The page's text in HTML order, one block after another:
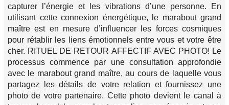
capturer l’énergie et les vibrations d’une personne. En
utilisant cette connexion énergétique, le marabout grand
maître est en mesure d’influencer les forces cosmiques
pour rétablir les liens émotionnels entre vous et votre être
cher. RITUEL DE RETOUR AFFECTIF AVEC PHOTO! Le
processus commence par une consultation approfondie
avec le marabout grand maître, au cours de laquelle vous
partagez les détails de votre relation et fournissez une
photo de votre partenaire. Cette photo devient le canal à